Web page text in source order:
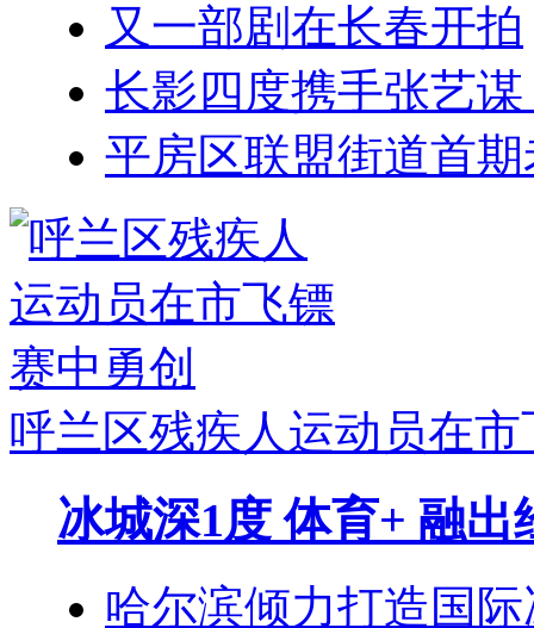
又一部剧在长春开拍
长影四度携手张艺
平房区联盟街道首
呼兰区残疾人运动员在
冰城深1度 体育+ 融出
哈尔滨倾力打造国